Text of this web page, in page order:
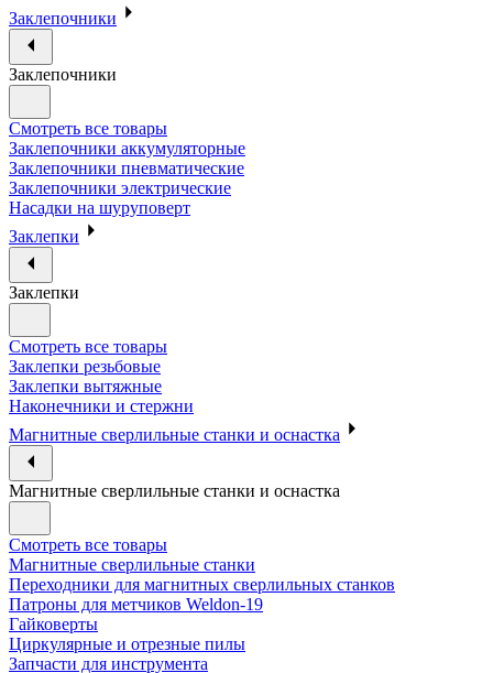
Заклепочники
Заклепочники
Смотреть все товары
Заклепочники аккумуляторные
Заклепочники пневматические
Заклепочники электрические
Насадки на шуруповерт
Заклепки
Заклепки
Смотреть все товары
Заклепки резьбовые
Заклепки вытяжные
Наконечники и стержни
Магнитные сверлильные станки и оснастка
Магнитные сверлильные станки и оснастка
Смотреть все товары
Магнитные сверлильные станки
Переходники для магнитных сверлильных станков
Патроны для метчиков Weldon-19
Гайковерты
Циркулярные и отрезные пилы
Запчасти для инструмента